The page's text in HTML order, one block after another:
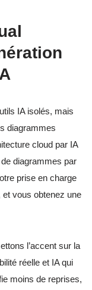
IA isolés, mais
diagrammes
cloud par IA
diagrammes par
prise en charge
et vous obtenez une
l’accent sur la
réelle et IA qui
moins de reprises,